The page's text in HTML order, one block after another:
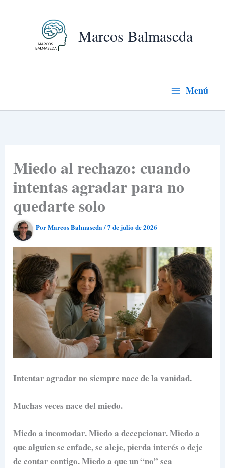
Marcos Balmaseda
Menú
Miedo al rechazo: cuando
intentas agradar para no
quedarte solo
PorMarcos Balmaseda/7 de julio de 2026
Intentar agradar no siempre nace de la vanidad.
Muchas veces nace del miedo.
Miedo a incomodar. Miedo a decepcionar. Miedo a
que alguien se enfade, se aleje, pierda interés o deje
de contar contigo. Miedo a que un “no” sea